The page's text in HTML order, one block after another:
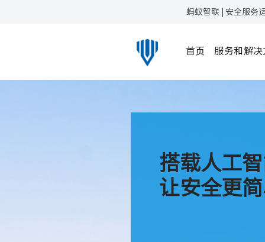
蚂蚁智联 | 安全服务
首页 服务和解决
政府社区
搭载人工
让安全更